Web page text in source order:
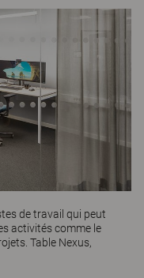
de travail qui peut
activités comme le
Table Nexus,